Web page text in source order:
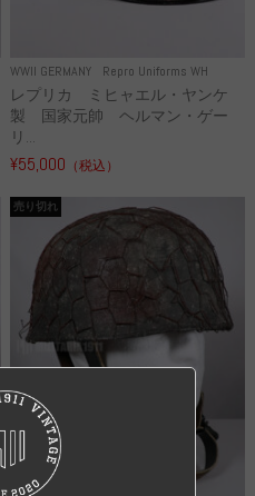
WWII GERMANY Repro Uniforms WH
レプリカ ミヒャエル・ヤンケ
製 国家元帥 ヘルマン・ゲー
リ...
¥55,000 （税込）
売り切れ